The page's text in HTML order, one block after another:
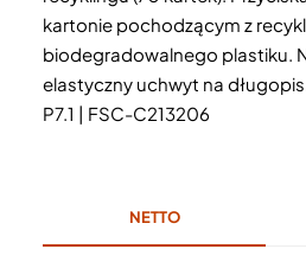
kartonie pochodzącym z
biodegradowalnego plastiku.
elastyczny uchwyt na długopis.
P7.1 | FSC-C213206
NETTO